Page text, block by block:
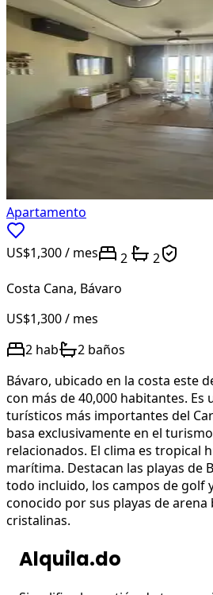
Apartamento
US$1,300/ mes 2
2
Costa Cana, Bávaro
US$1,300/ mes
2 hab 2 baños
Bávaro, ubicado en la costa este
con más de 40,000 habitantes. Es
turísticos más importantes del
basa exclusivamente en el
relacionados. El clima es tropical
marítima. Destacan las playas de
todo incluido, los campos de golf
conocido por sus playas de arena
cristalinas.
Alquila.do